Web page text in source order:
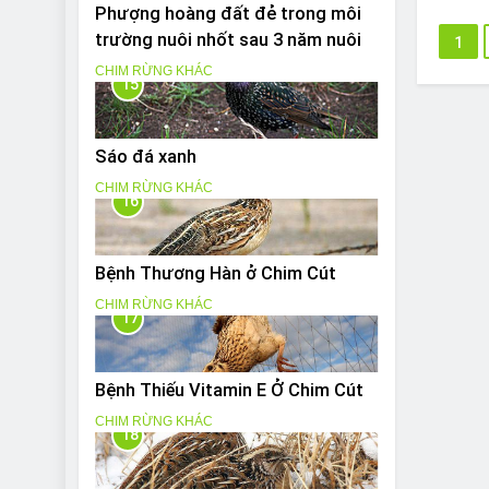
Phượng hoàng đất đẻ trong môi
trường nuôi nhốt sau 3 năm nuôi
CHIM RỪNG KHÁC
15
Sáo đá xanh
CHIM RỪNG KHÁC
16
Bệnh Thương Hàn ở Chim Cút
CHIM RỪNG KHÁC
17
Bệnh Thiếu Vitamin E Ở Chim Cút
CHIM RỪNG KHÁC
18
1